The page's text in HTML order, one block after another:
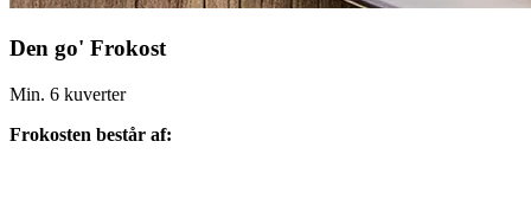
Den go' Frokost
Min. 6 kuverter
Frokosten består af: